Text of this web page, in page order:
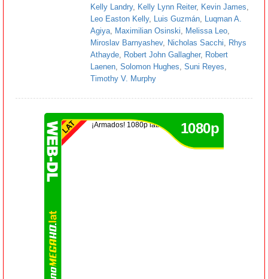
Kelly Landry, Kelly Lynn Reiter, Kevin James
Leo Easton Kelly, Luis Guzmán
Luqman A.
Agiya
Maximilian Osinski Melissa Leo
Miroslav Barnyashev, Nicholas Sacchi
Rhys
Athayde
Robert John Gallagher, Robert
Laenen Solomon Hughes Suni Reyes
Timothy V. Murphy
1080p